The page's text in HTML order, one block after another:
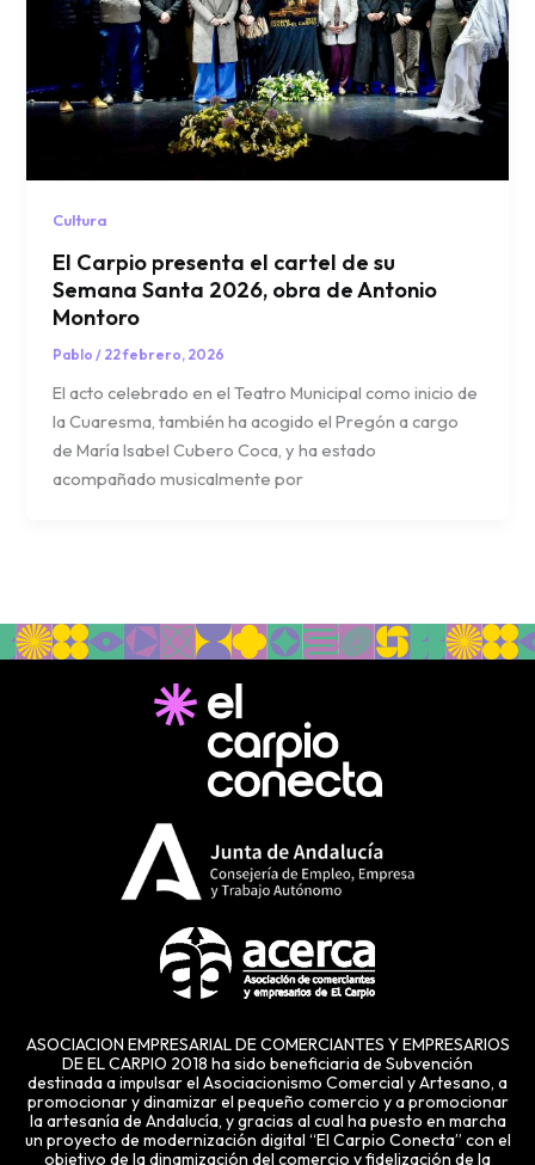
Cultura
El Carpio presenta el cartel de su
Semana Santa 2026, obra de Antonio
Montoro
Pablo/ 22 febrero, 2026
El acto celebrado en el Teatro Municipal como inicio de
la Cuaresma, también ha acogido el Pregón a cargo
de María Isabel Cubero Coca, y ha estado
acompañado musicalmente por
ASOCIACION EMPRESARIAL DE COMERCIANTES Y EMPRESARIOS
DE EL CARPIO 2018 ha sido beneficiaria de Subvención
destinada a impulsar el Asociacionismo Comercial y Artesano, a
promocionar y dinamizar el pequeño comercio y a promocionar
la artesanía de Andalucía, y gracias al cual ha puesto en marcha
un proyecto de modernización digital “El Carpio Conecta” con el
objetivo de la dinamización del comercio y fidelización de la